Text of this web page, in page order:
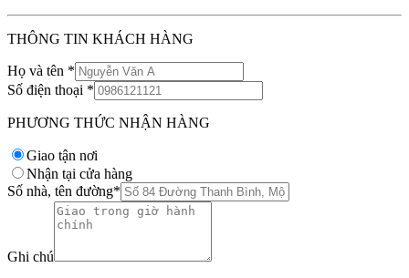
THÔNG TIN KHÁCH HÀNG
Họ và tên *
Số điện thoại *
PHƯƠNG THỨC NHẬN HÀNG
Giao tận nơi
Nhận tại cửa hàng
Số nhà, tên đường*
Ghi chú